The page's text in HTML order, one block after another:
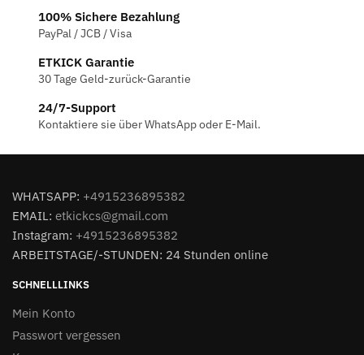
100% Sichere Bezahlung
PayPal / JCB / Visa
ETKICK Garantie
30 Tage Geld-zurück-Garantie
24/7-Support
Kontaktiere sie über WhatsApp oder E-Mail.
WHATSAPP: +4915236895382
EMAIL: etkickcs@gmail.com
Instagram: +4915236895382
ARBEITSTAGE/-STUNDEN: 24 Stunden online
SCHNELLLINKS
Mein Konto
Passwort vergessen